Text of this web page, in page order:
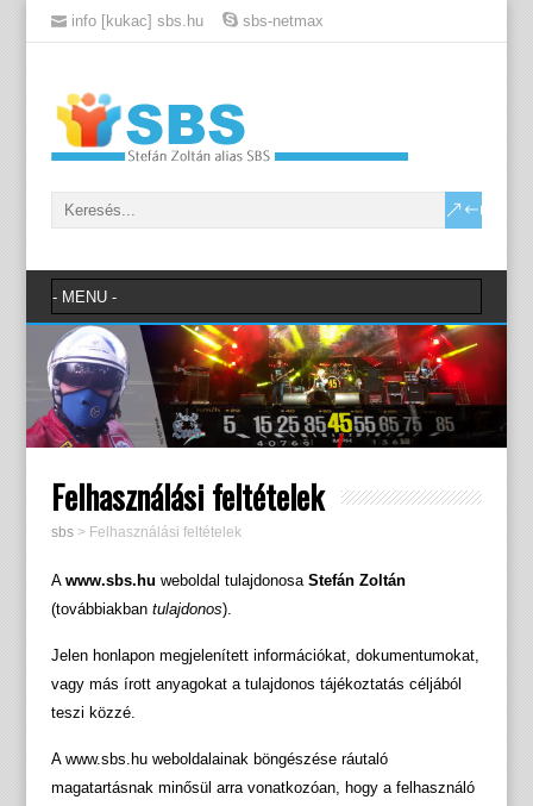
info [kukac] sbs.hu sbs-netmax
Felhasználási feltételek
sbs> Felhasználási feltételek
A www.sbs.hu weboldal tulajdonosaStefán Zoltán
(továbbiakban tulajdonos).
Jelen honlapon megjelenített információkat, dokumentumokat,
vagy más írott anyagokat a tulajdonos tájékoztatás céljából
teszi közzé.
A www.sbs.hu weboldalainak böngészése ráutaló
magatartásnak minősül arra vonatkozóan, hogy a felhasználó